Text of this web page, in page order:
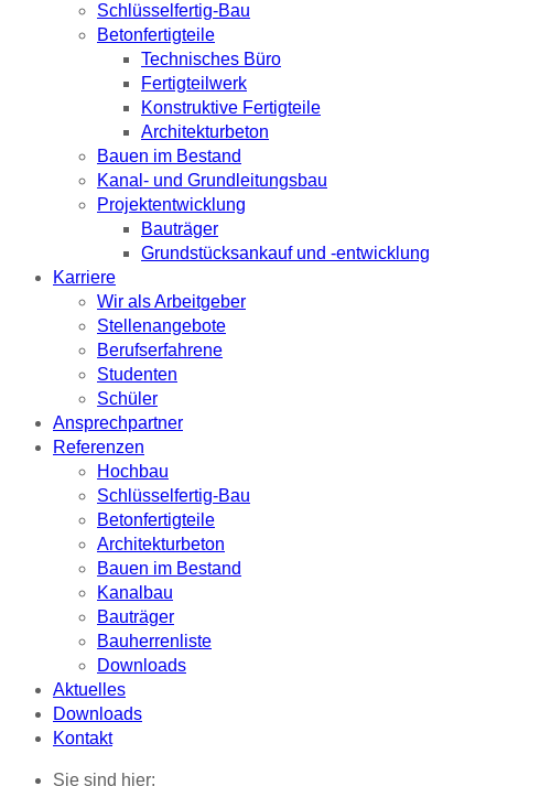
Schlüsselfertig-Bau
Betonfertigteile
Technisches Büro
Fertigteilwerk
Konstruktive Fertigteile
Architekturbeton
Bauen im Bestand
Kanal- und Grundleitungsbau
Projektentwicklung
Bauträger
Grundstücksankauf und -entwicklung
Karriere
Wir als Arbeitgeber
Stellenangebote
Berufserfahrene
Studenten
Schüler
Ansprechpartner
Referenzen
Hochbau
Schlüsselfertig-Bau
Betonfertigteile
Architekturbeton
Bauen im Bestand
Kanalbau
Bauträger
Bauherrenliste
Downloads
Aktuelles
Downloads
Kontakt
Sie sind hier: